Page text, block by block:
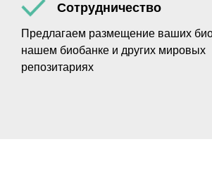
Сотрудничество
Предлагаем размещение ваших
нашем биобанке и других мировых
репозитариях